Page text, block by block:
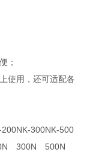
；
使用，还可适配各
200NK-300NK-500
300N
500N